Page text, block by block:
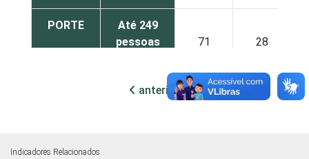
PORTE
Até 249
pessoas
71 28
De 250 ou
anterior próxima
Indicadores Relacionados